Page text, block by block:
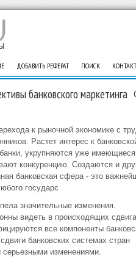
ДОБАВИТЬ РЕФЕРАТ ПОИСК
банковского маркетинга
к рыночной экономике с
Растет интерес к
укрупняются уже
конкуренцию. Создаются и
банковская сфера - это
государс
значительные изменения.
видеть в происходящих
все компоненты
банковских системах стран
изменениями.